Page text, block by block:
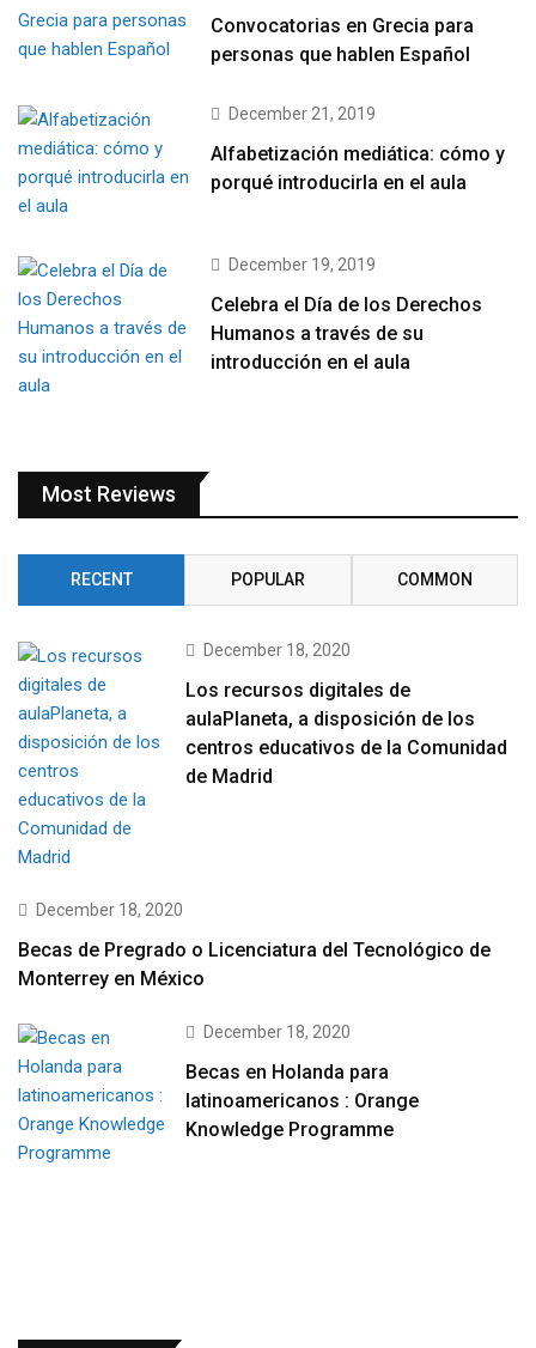
Convocatorias en Grecia para
personas que hablen Español
December 21, 2019
Alfabetización mediática: cómo y
porqué introducirla en el aula
December 19, 2019
Celebra el Día de los Derechos
Humanos a través de su
introducción en el aula
Most Reviews
RECENT POPULAR COMMON
December 18, 2020
Los recursos digitales de
aulaPlaneta, a disposición de los
centros educativos de la Comunidad
de Madrid
December 18, 2020
Becas de Pregrado o Licenciatura del Tecnológico de
Monterrey en México
December 18, 2020
Becas en Holanda para
latinoamericanos : Orange
Knowledge Programme